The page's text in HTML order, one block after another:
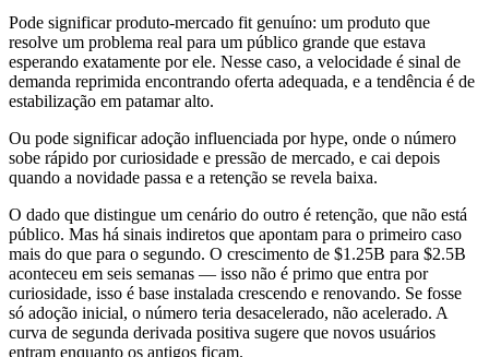
Pode significar produto-mercado fit genuíno: um produto que
resolve um problema real para um público grande que estava
esperando exatamente por ele. Nesse caso, a velocidade é sinal de
demanda reprimida encontrando oferta adequada, e a tendência é de
estabilização em patamar alto.
Ou pode significar adoção influenciada por hype, onde o número
sobe rápido por curiosidade e pressão de mercado, e cai depois
quando a novidade passa e a retenção se revela baixa.
O dado que distingue um cenário do outro é retenção, que não está
público. Mas há sinais indiretos que apontam para o primeiro caso
mais do que para o segundo. O crescimento de $1.25B para $2.5B
aconteceu em seis semanas — isso não é primo que entra por
curiosidade, isso é base instalada crescendo e renovando. Se fosse
só adoção inicial, o número teria desacelerado, não acelerado. A
curva de segunda derivada positiva sugere que novos usuários
entram enquanto os antigos ficam.